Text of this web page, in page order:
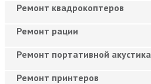
Ремонт квадрокоптеров
Ремонт рации
Ремонт портативной акустика
Ремонт принтеров